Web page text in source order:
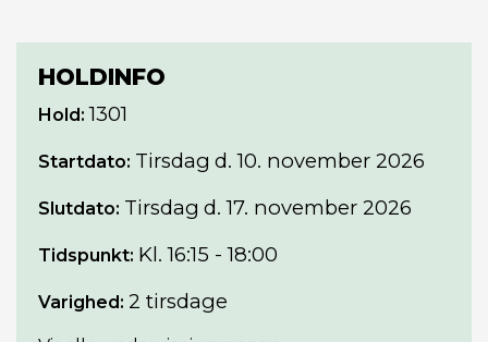
HOLDINFO
Hold: 1301
Startdato: Tirsdag d. 10. november 2026
Slutdato: Tirsdag d. 17. november 2026
Tidspunkt: Kl. 16:15 - 18:00
Varighed: 2 tirsdage